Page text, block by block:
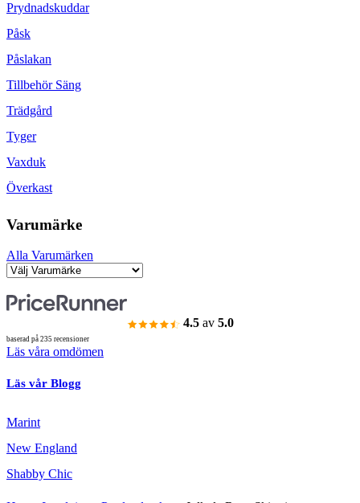
Prydnadskuddar
Påsk
Påslakan
Tillbehör Säng
Trädgård
Tyger
Vaxduk
Överkast
Varumärke
Alla Varumärken
4.5 av 5.0
baserad på 235 recensioner
Läs våra omdömen
Läs vår Blogg
Marint
New England
Shabby Chic